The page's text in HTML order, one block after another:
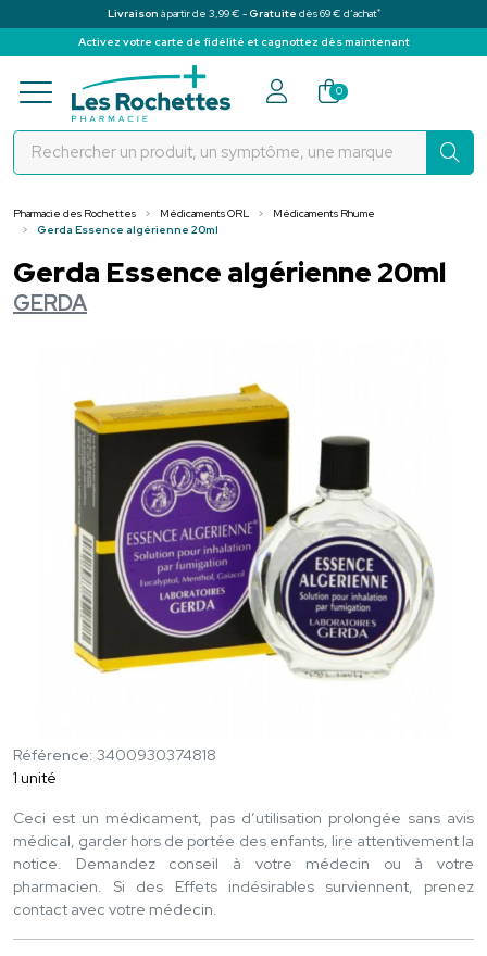
Livraison à partir de 3,99 € -Gratuite dès 69 € d’achat*
Activez votre carte de fidélité et cagnottez dès maintenant
Pharmacie des Rochettes Votre
0
Pharmacie des Rochettes Médicaments ORL
Médicaments Rhume
Gerda Essence algérienne 20ml
Gerda Essence algérienne 20ml
GERDA
Référence: 3400930374818
1 unité
Ceci est un médicament, pas d’utilisation prolongée sans avis
médical, garder hors de portée des enfants, lire attentivement la
notice. Demandez conseil à votre médecin ou à votre
pharmacien. Si des Effets indésirables surviennent, prenez
contact avec votre médecin.